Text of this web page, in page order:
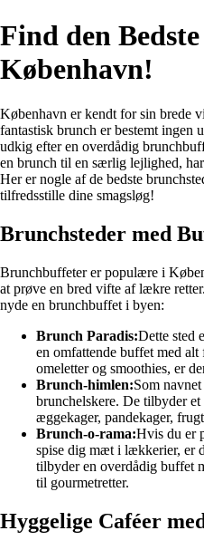
Find den
København!
København er kendt for sin brede
fantastisk brunch er bestemt ingen
udkig efter en overdådig
en brunch til en særlig lejlighed,
Her er nogle af de bedste
tilfredsstille dine smagsløg!
Brunchsteder med
Brunchbuffeter er populære i
at prøve en bred vifte af lækre
nyde en brunchbuffet i byen:
Brunch Paradis:Dette sted
en omfattende buffet med
omeletter og smoothies, er
Brunch-himlen:Som
brunchelskere. De tilbyder
æggekager, pandekager,
Brunch-o-rama:Hvis du er
spise dig mæt i lækkerier, er
tilbyder en overdådig buffet
til gourmetretter.
Hyggelige Caféer